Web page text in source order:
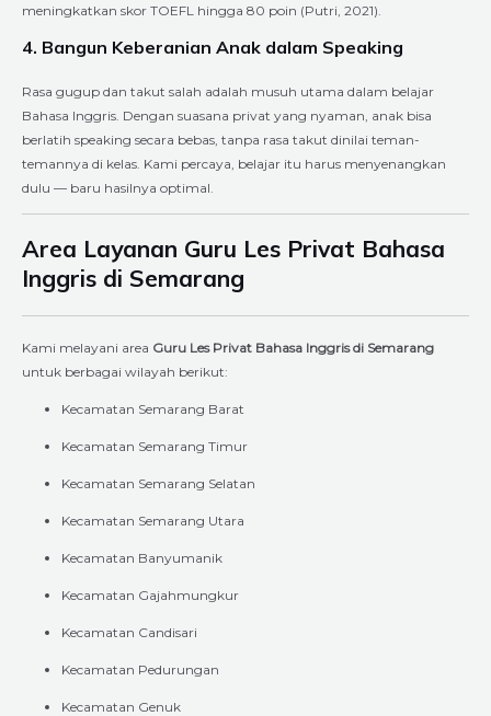
meningkatkan skor TOEFL hingga 80 poin (Putri, 2021).
4. Bangun Keberanian Anak dalam Speaking
Rasa gugup dan takut salah adalah musuh utama dalam belajar
Bahasa Inggris. Dengan suasana privat yang nyaman, anak bisa
berlatih speaking secara bebas, tanpa rasa takut dinilai teman-
temannya di kelas. Kami percaya, belajar itu harus menyenangkan
dulu — baru hasilnya optimal.
Area Layanan Guru Les Privat Bahasa
Inggris di Semarang
Kami melayani area Guru Les Privat Bahasa Inggris di Semarang
untuk berbagai wilayah berikut:
Kecamatan Semarang Barat
Kecamatan Semarang Timur
Kecamatan Semarang Selatan
Kecamatan Semarang Utara
Kecamatan Banyumanik
Kecamatan Gajahmungkur
Kecamatan Candisari
Kecamatan Pedurungan
Kecamatan Genuk